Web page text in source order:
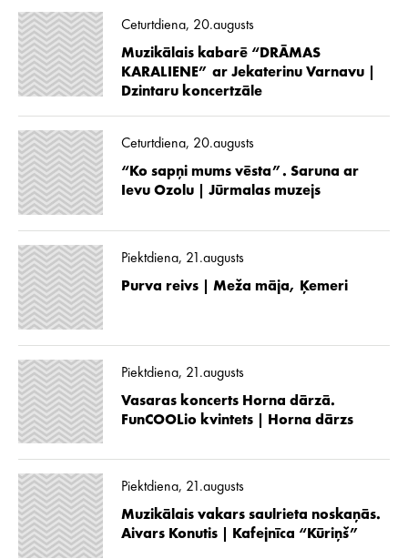
Ceturtdiena, 20.augusts
Muzikālais kabarē “DRĀMAS
KARALIENE” ar Jekaterinu Varnavu |
Dzintaru koncertzāle
Ceturtdiena, 20.augusts
“Ko sapņi mums vēsta”. Saruna ar
Ievu Ozolu | Jūrmalas muzejs
Piektdiena, 21.augusts
Purva reivs | Meža māja, Ķemeri
Piektdiena, 21.augusts
Vasaras koncerts Horna dārzā.
FunCOOLio kvintets | Horna dārzs
Piektdiena, 21.augusts
Muzikālais vakars saulrieta noskaņās.
Aivars Konutis | Kafejnīca “Kūriņš”